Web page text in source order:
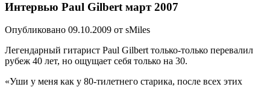
Интервью Paul Gilbert март 2007
Опубликовано 09.10.2009 от sMiles
Легендарный гитарист Paul Gilbert только-только перевалил
рубеж 40 лет, но ощущает себя только на 30.
«Уши у меня как у 80-тилетнего старика, после всех этих